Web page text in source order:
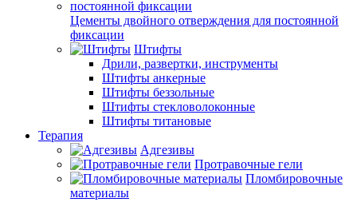
Цементы двойного отверждения для постоянной
фиксации
Штифты
Дрили, развертки, инструменты
Штифты анкерные
Штифты беззольные
Штифты стекловолоконные
Штифты титановые
Терапия
Адгезивы
Протравочные гели
Пломбировочные
материалы